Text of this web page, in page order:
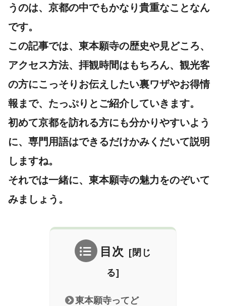
うのは、京都の中でもかなり貴重なことなん
です。
この記事では、東本願寺の歴史や見どころ、
アクセス方法、拝観時間はもちろん、観光客
の方にこっそりお伝えしたい裏ワザやお得情
報まで、たっぷりとご紹介していきます。
初めて京都を訪れる方にも分かりやすいよう
に、専門用語はできるだけかみくだいて説明
しますね。
それでは一緒に、東本願寺の魅力をのぞいて
みましょう。
目次
東本願寺ってど